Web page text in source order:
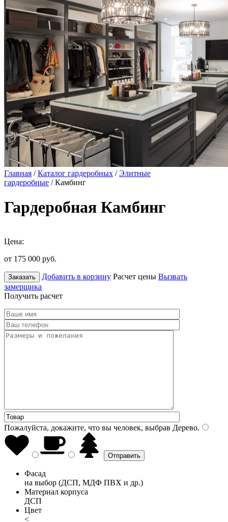
Главная /Каталог гардеробных /Элитные
гардеробные / Камбинг
Гардеробная Камбинг
Цена:
от 175 000 руб.
Заказать Добавить в корзину Расчет цены Вызвать
замерщика
Получить расчет
Пожалуйста, докажите, что вы человек, выбрав Дерево.
Фасад
на выбор (ДСП, МДФ ПВХ и др.)
Материал корпуса
ДСП
Цвет
<